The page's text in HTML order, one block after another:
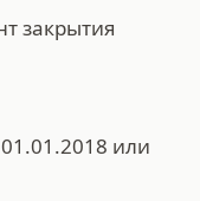
закрытия
или